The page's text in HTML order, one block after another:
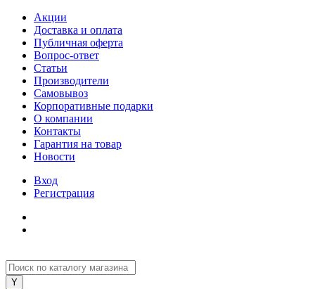
Акции
Доставка и оплата
Публичная оферта
Вопрос-ответ
Статьи
Производители
Самовывоз
Корпоративные подарки
О компании
Контакты
Гарантия на товар
Новости
Вход
Регистрация